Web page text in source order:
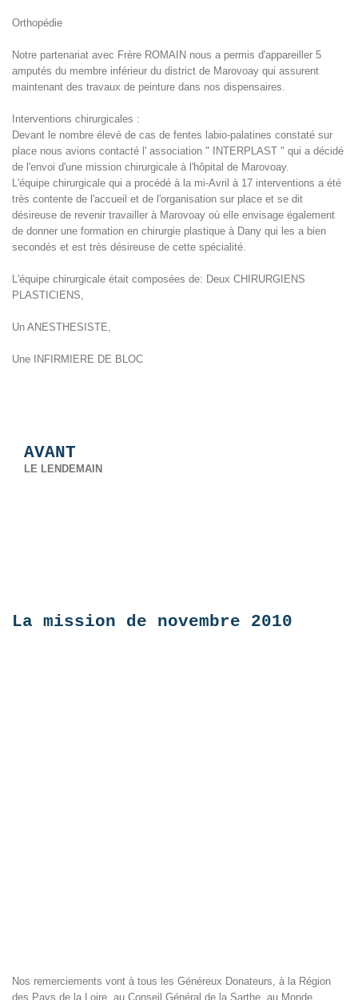
Orthopédie
Notre partenariat avec Frère ROMAIN nous a permis d'appareiller 5
amputés du membre inférieur du district de Marovoay qui assurent
maintenant des travaux de peinture dans nos dispensaires.
Interventions chirurgicales :
Devant le nombre élevé de cas de fentes labio-palatines constaté sur
place nous avions contacté l' association " INTERPLAST " qui a décidé
de l'envoi d'une mission chirurgicale à l'hôpital de Marovoay.
L'équipe chirurgicale qui a procédé à la mi-Avril à 17 interventions a été
très contente de l'accueil et de l'organisation sur place et se dit
désireuse de revenir travailler à Marovoay où elle envisage également
de donner une formation en chirurgie plastique à Dany qui les a bien
secondés et est très désireuse de cette spécialité.
L'équipe chirurgicale était composées de: Deux CHIRURGIENS
PLASTICIENS,
Un ANESTHESISTE,
Une INFIRMIERE DE BLOC
AVANT
LE LENDEMAIN
La mission de novembre 2010
Nos remerciements vont à tous les Généreux Donateurs, à la Région
des Pays de la Loire, au Conseil Général de la Sarthe, au Monde